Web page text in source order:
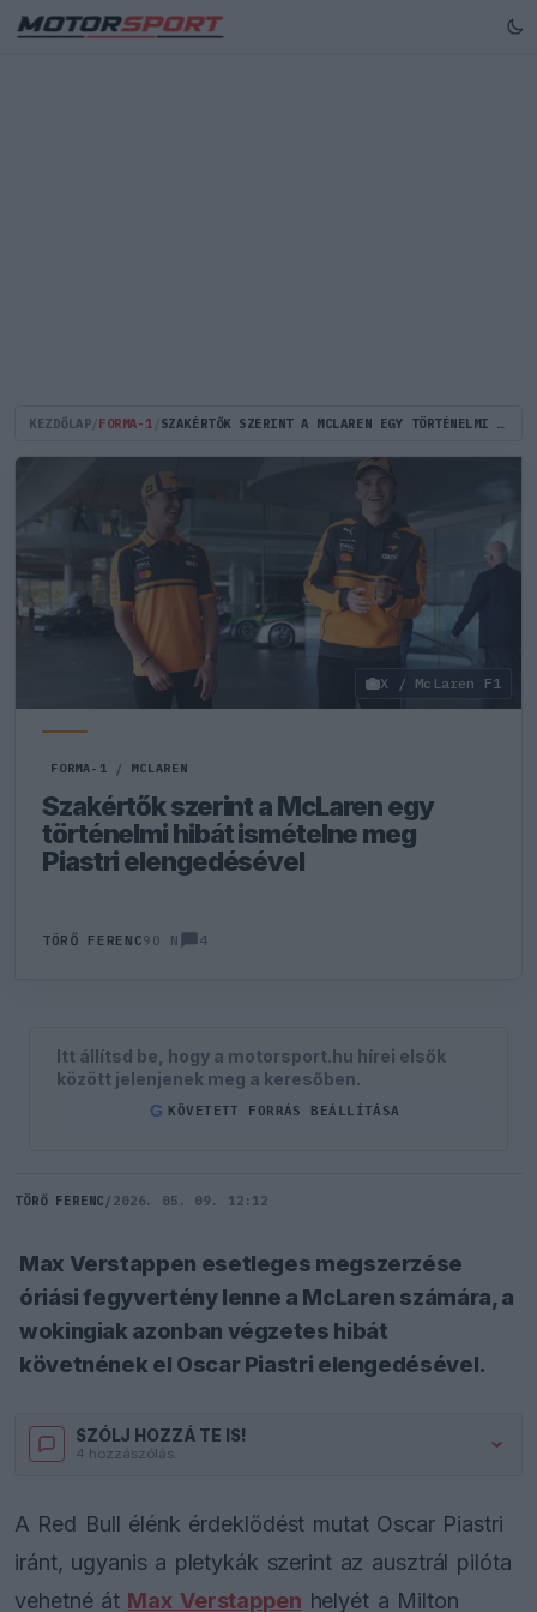
KEZDŐLAP FORMA-1 SZAKÉRTŐK SZERINT A MCLAREN EGY TÖRTÉNELMI HIBÁT ISMÉTELNE MEG PIASTRI ELENGEDÉSÉVEL
X / McLaren F1
FORMA-1 / MCLAREN
Szakértők szerint a McLaren egy
történelmi hibát ismételne meg
Piastri elengedésével
TÖRŐ FERENC90 N 4
Itt állítsd be, hogy a motorsport.hu hírei elsők
között jelenjenek meg a keresőben.
G KÖVETETT FORRÁS BEÁLLÍTÁSA
TÖRŐ FERENC / 2026. 05. 09. 12:12
Max Verstappen esetleges megszerzése
óriási fegyvertény lenne a McLaren számára, a
wokingiak azonban végzetes hibát
követnének el Oscar Piastri elengedésével.
SZÓLJ HOZZÁ TE IS!
4 hozzászólás.
A Red Bull élénk érdeklődést mutat Oscar Piastri
iránt, ugyanis a pletykák szerint az ausztrál pilóta
vehetné át Max Verstappen helyét a Milton